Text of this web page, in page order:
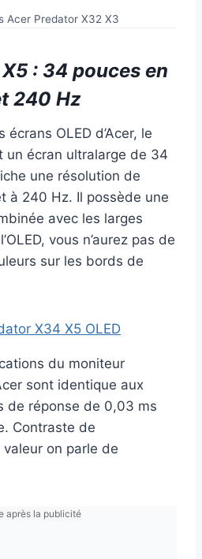
Acer Predator X32 X3
: 34 pouces en
240 Hz
OLED d’Acer, le
un écran ultralarge de 34
une résolution de
à 240 Hz. Il possède une
avec les larges
vous n’aurez pas de
sur les bords de
du moniteur
sont identique aux
de réponse de 0,03 ms
Contraste de
on parle de
après la publicité